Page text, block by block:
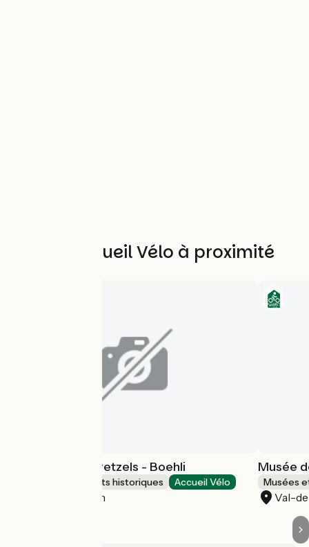
Autres Accueil Vélo à proximité
La Fabrique à Bretzels - Boehli
Sites et monuments historiques Accueil Vélo
Gundershoffen
Musée
Musées
Val-